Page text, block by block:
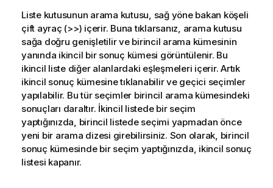
Liste kutusunun arama kutusu, sağ yöne bakan köşeli
çift ayraç (>>) içerir. Buna tıklarsanız, arama kutusu
sağa doğru genişletilir ve birincil arama kümesinin
yanında ikincil bir sonuç kümesi görüntülenir. Bu
ikincil liste diğer alanlardaki eşleşmeleri içerir. Artık
ikincil sonuç kümesine tıklanabilir ve geçici seçimler
yapılabilir. Bu tür seçimler birincil arama kümesindeki
sonuçları daraltır. İkincil listede bir seçim
yaptığınızda, birincil listede seçimi yapmadan önce
yeni bir arama dizesi girebilirsiniz. Son olarak, birincil
sonuç kümesinde bir seçim yaptığınızda, ikincil sonuç
listesi kapanır.